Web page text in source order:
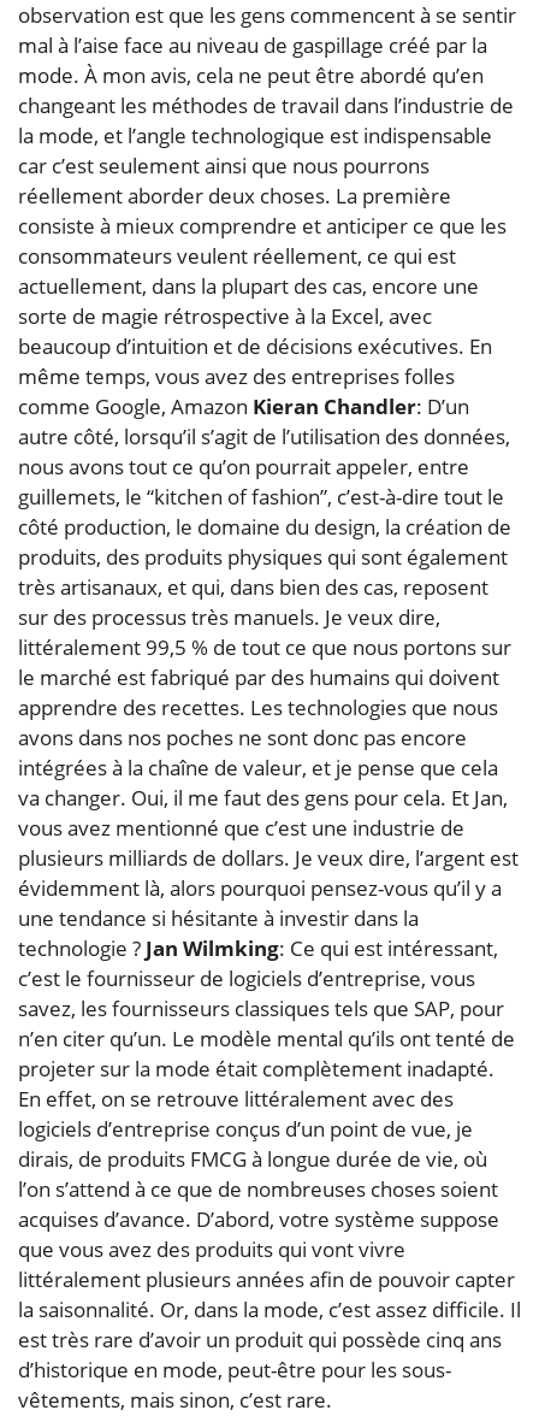
observation est que les gens commencent à se sentir
mal à l’aise face au niveau de gaspillage créé par la
mode. À mon avis, cela ne peut être abordé qu’en
changeant les méthodes de travail dans l’industrie de
la mode, et l’angle technologique est indispensable
car c’est seulement ainsi que nous pourrons
réellement aborder deux choses. La première
consiste à mieux comprendre et anticiper ce que les
consommateurs veulent réellement, ce qui est
actuellement, dans la plupart des cas, encore une
sorte de magie rétrospective à la Excel, avec
beaucoup d’intuition et de décisions exécutives. En
même temps, vous avez des entreprises folles
comme Google, Amazon Kieran Chandler: D’un
autre côté, lorsqu’il s’agit de l’utilisation des données,
nous avons tout ce qu’on pourrait appeler, entre
guillemets, le “kitchen of fashion”, c’est-à-dire tout le
côté production, le domaine du design, la création de
produits, des produits physiques qui sont également
très artisanaux, et qui, dans bien des cas, reposent
sur des processus très manuels. Je veux dire,
littéralement 99,5 % de tout ce que nous portons sur
le marché est fabriqué par des humains qui doivent
apprendre des recettes. Les technologies que nous
avons dans nos poches ne sont donc pas encore
intégrées à la chaîne de valeur, et je pense que cela
va changer. Oui, il me faut des gens pour cela. Et Jan,
vous avez mentionné que c’est une industrie de
plusieurs milliards de dollars. Je veux dire, l’argent est
évidemment là, alors pourquoi pensez-vous qu’il y a
une tendance si hésitante à investir dans la
technologie ? Jan Wilmking: Ce qui est intéressant,
c’est le fournisseur de logiciels d’entreprise, vous
savez, les fournisseurs classiques tels que SAP, pour
n’en citer qu’un. Le modèle mental qu’ils ont tenté de
projeter sur la mode était complètement inadapté.
En effet, on se retrouve littéralement avec des
logiciels d’entreprise conçus d’un point de vue, je
dirais, de produits FMCG à longue durée de vie, où
l’on s’attend à ce que de nombreuses choses soient
acquises d’avance. D’abord, votre système suppose
que vous avez des produits qui vont vivre
littéralement plusieurs années afin de pouvoir capter
la saisonnalité. Or, dans la mode, c’est assez difficile. Il
est très rare d’avoir un produit qui possède cinq ans
d’historique en mode, peut-être pour les sous-
vêtements, mais sinon, c’est rare.